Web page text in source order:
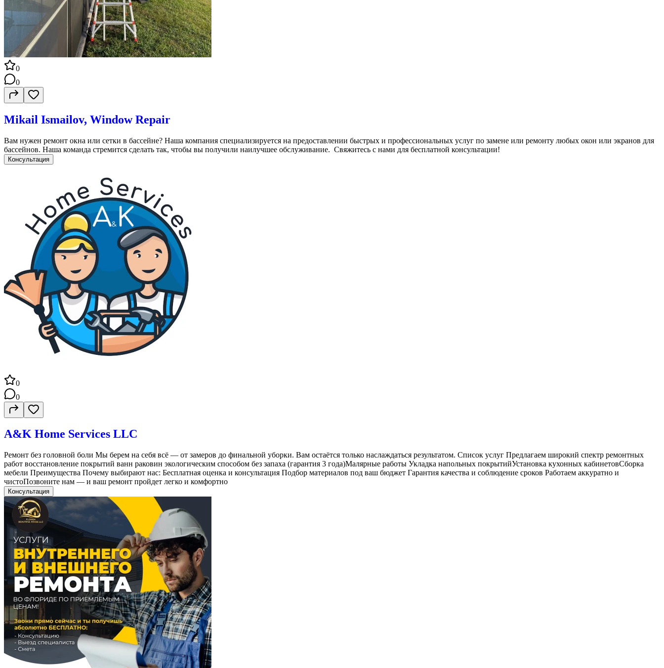
0
0
Mikail Ismailov, Window Repair
Вам нужен ремонт окна или сетки в бассейне? Наша компания специализируется на предоставлении быстрых и профессиональных услуг по замене или ремонту любых окон или экранов для
бассейнов. Наша команда стремится сделать так, чтобы вы получили наилучшее обслуживание. Свяжитесь с нами для бесплатной консультации!
Консультация
0
0
A&K Home Services LLC
Ремонт без головной боли Мы берем на себя всё — от замеров до финальной уборки. Вам остаётся только наслаждаться результатом. Список услуг Предлагаем широкий спектр ремонтных
работ восстановление покрытий ванн раковин экологическим способом без запаха (гарантия 3 года)Малярные работы Укладка напольных покрытийУстановка кухонных кабинетовСборка
мебели Преимущества Почему выбирают нас: Бесплатная оценка и консультация Подбор материалов под ваш бюджет Гарантия качества и соблюдение сроков Работаем аккуратно и
чистоПозвоните нам — и ваш ремонт пройдет легко и комфортно
Консультация